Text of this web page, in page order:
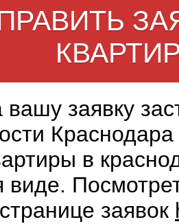
вашу заявку
в
виде.
заявок